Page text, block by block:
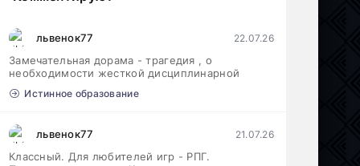
львенок77 22.07.26
Замечательная дорама - трагедия , о
необходимости жесткой дисциплинарной
Истинное образование
львенок77 21.07.26
Классный. Для любителей игр - РПГ.